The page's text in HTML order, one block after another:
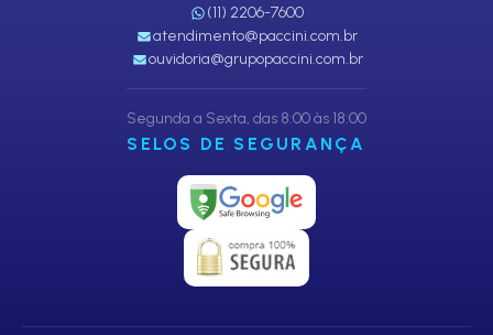
(11) 2206-7600
atendimento@paccini.com.br
ouvidoria@grupopaccini.com.br
Segunda a Sexta, das 8:00 às 18:00
SELOS DE SEGURANÇA